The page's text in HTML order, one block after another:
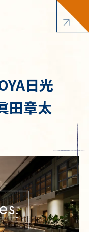
日光
田章太